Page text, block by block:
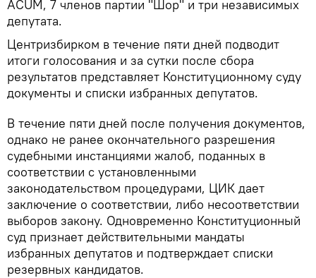
ACUM, 7 членов партии "Шор" и три независимых
депутата.
Центризбирком в течение пяти дней подводит
итоги голосования и за сутки после сбора
результатов представляет Конституционному суду
документы и списки избранных депутатов.
В течение пяти дней после получения документов,
однако не ранее окончательного разрешения
судебными инстанциями жалоб, поданных в
соответствии с установленными
законодательством процедурами, ЦИК дает
заключение о соответствии, либо несоответствии
выборов закону. Одновременно Конституционный
суд признает действительными мандаты
избранных депутатов и подтверждает списки
резервных кандидатов.